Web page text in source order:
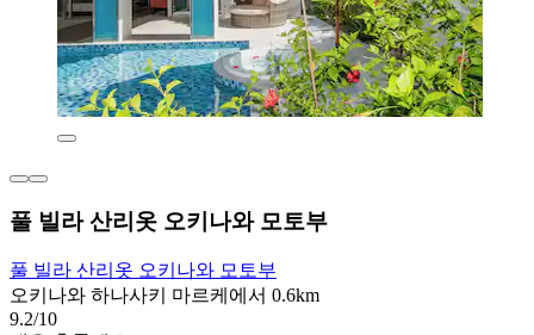
풀 빌라 산리옷 오키나와 모토부
풀 빌라 산리옷 오키나와 모토부
오키나와 하나사키 마르케에서 0.6km
9.2/10